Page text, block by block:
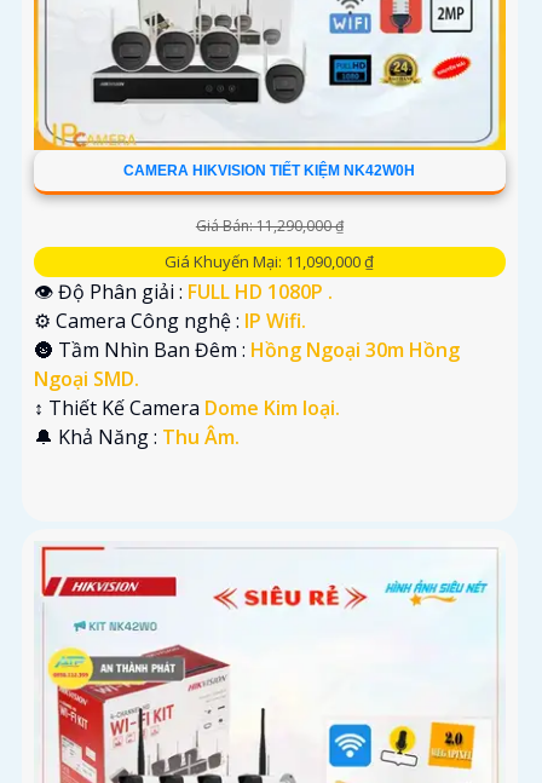
CAMERA HIKVISION TIẾT KIỆM NK42W0H
Giá Bán: 11,290,000 ₫
Giá Khuyến Mại: 11,090,000 ₫
👁 Độ Phân giải : FULL HD 1080P .
⚙ Camera Công nghệ : IP Wifi.
🌚 Tầm Nhìn Ban Đêm : Hồng Ngoại 30m Hồng
Ngoại SMD.
↕️ Thiết Kế Camera Dome Kim loại.
️🔔 Khả Năng : Thu Âm.